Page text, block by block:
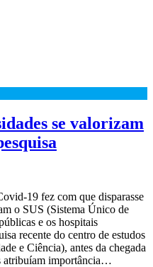
se valorizam
19 fez com que disparasse
o SUS (Sistema Único de
e os hospitais
recente do centro de estudos
e Ciência), antes da chegada
atribuíam importância…